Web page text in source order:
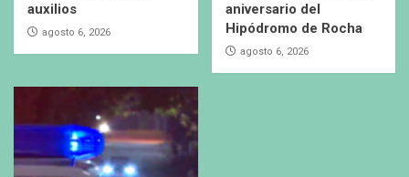
auxilios
agosto 6, 2026
aniversario del
Hipódromo de Rocha
agosto 6, 2026